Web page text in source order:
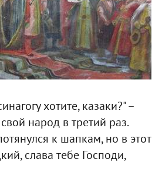
хотите, казаки?" –
народ в третий раз.
к шапкам, но в этот
слава тебе Господи,